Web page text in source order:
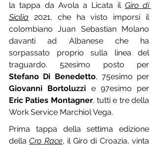
la tappa da Avola a Licata il Giro di
Sicilia 2021, che ha visto imporsi il
colombiano Juan Sebastian Molano
davanti ad Albanese che ha
sorpassato proprio sulla linea del
Stefano Di Benedetto
Giovanni Bortoluzzi
Eric Paties Montagner, tutti e tre della
Work Service Marchiol Vega.
Prima tappa della settima edizione
della Cro Race, il Giro di Croazia, vinta